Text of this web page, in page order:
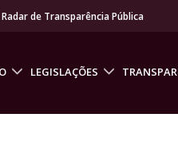
Radar de Transparência Pública
LEGISLAÇÕES